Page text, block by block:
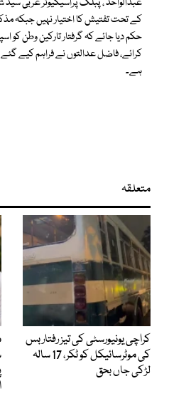
کے تحت تفتیش کا اختیار نہیں جبکہ
حکم دیا جائے کہ گرفتار تارکین وطن
کرائے، فاضل عدالتوں نے فراہم کیے
ہے۔
متعلقہ
کراچی یونیورسٹی کی تیز رفتار بس
کی موٹرسائیکل کو ٹکر، 17 سالہ
لڑکی جاں بحق